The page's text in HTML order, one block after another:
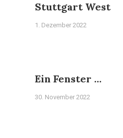
Stuttgart West
1. Dezember 2022
Ein Fenster …
30. November 2022